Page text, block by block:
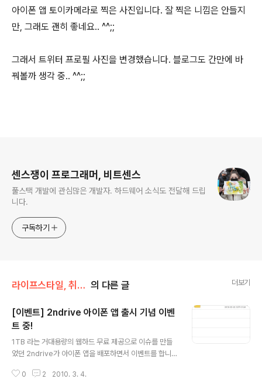
아이폰 앱 토이카메라로 찍은 사진입니다. 잘 찍은 니낌은 안들지
만, 그래도 괜히 좋네요.. ^^;;
그래서 트위터 프로필 사진을 변경했습니다. 블로그도 간만에 바
꿔볼까 생각 중.. ^^;;
센스쟁이 프로그래머, 비트센스
풀스택 개발에 관심많은 개발자. 하드웨어 소식도 전달해 드립
니다.
구독하기
라이프스타일, 취미생활 의 다른 글 더보기
[이벤트] 2ndrive 아이폰 앱 출시 기념 이벤
트 중!
1TB 라는 거대용량의 웹하드 무료 제공으로 이슈를 만들
었던 2ndrive가 아이폰 앱을 배포하면서 이벤트를 합니
담당자에게 메일로 발송하면 됩니다. 기간은 3월 23일까
0 2 2010. 3. 4.